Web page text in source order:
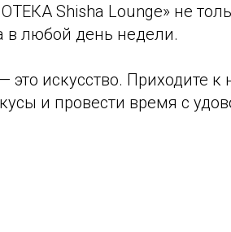
Shisha Lounge» не
любой день недели.
это искусство. Приходите к
и провести время с